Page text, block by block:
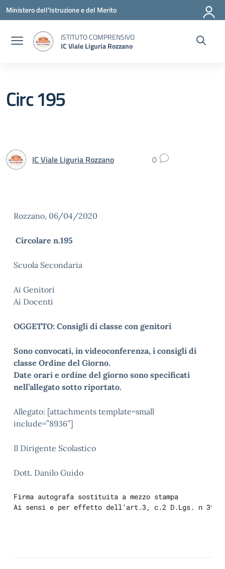
Vai ai contenuti
Vai al menu di navigazione
Vai al footer
Ministero dell'Istruzione e del Merito
ISTITUTO COMPRENSIVO
IC Viale Liguria Rozzano
Circ 195
IC Viale Liguria Rozzano 0
Rozzano, 06/04/2020
Circolare n.195
Scuola Secondaria
Ai Genitori
Ai Docenti
OGGETTO: Consigli di classe con genitori
Sono convocati, in videoconferenza, i consigli di
classe Ordine del Giorno.
Date orari e ordine del giorno sono specificati
nell’allegato sotto riportato.
Allegato: [attachments template=small
include=”8936″]
Il Dirigente Scolastico
Dott. Danilo Guido
Firma autografa sostituita a mezzo stampa
Ai sensi e per effetto dell’art.3, c.2 D.Lgs. n 39/